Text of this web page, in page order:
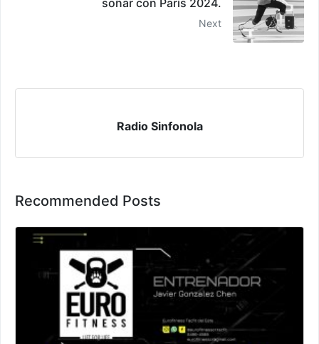
soñar con París 2024.
Next
Radio Sinfonola
Recommended Posts